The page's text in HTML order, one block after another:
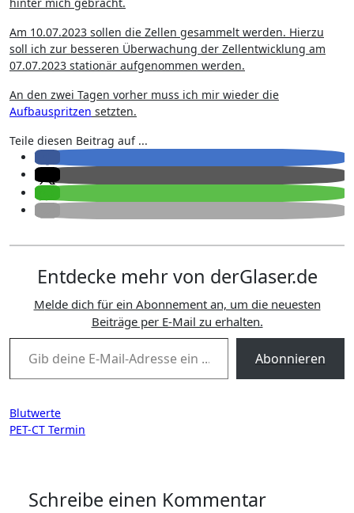
Am 10.07.2023 sollen die Zellen gesammelt werden. Hierzu
soll ich zur besseren Überwachung der Zellentwicklung am
07.07.2023 stationär aufgenommen werden.
An den zwei Tagen vorher muss ich mir wieder die
Aufbauspritzen setzten.
Teile diesen Beitrag auf ...
Entdecke mehr von derGlaser.de
Melde dich für ein Abonnement an, um die neuesten
Beiträge per E-Mail zu erhalten.
Gib deine E-Mail-Adresse ein ...
Abonnieren
Beitragsnavigation
Blutwerte
PET-CT Termin
Schreibe einen Kommentar